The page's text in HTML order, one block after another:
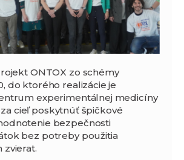
ONTOX zo schémy
do ktorého realizácie je
experimentálnej medicíny
za cieľ poskytnúť špičkové
bezpečnosti
bez potreby použitia
zvierat.